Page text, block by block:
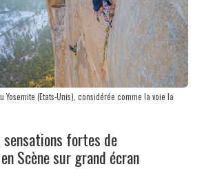
Yosemite (Etats-Unis), considérée comme la voie la
sensations fortes de
Scène sur grand écran